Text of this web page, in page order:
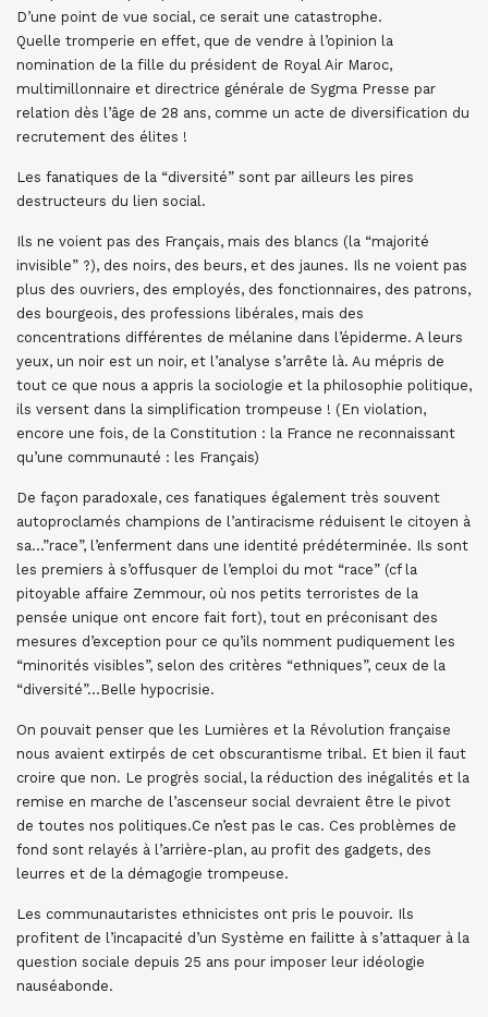
D’une point de vue social, ce serait une catastrophe.
Quelle tromperie en effet, que de vendre à l’opinion la
nomination de la fille du président de Royal Air Maroc,
multimillonnaire et directrice générale de Sygma Presse par
relation dès l’âge de 28 ans, comme un acte de diversification du
recrutement des élites !
Les fanatiques de la “diversité” sont par ailleurs les pires
destructeurs du lien social.
Ils ne voient pas des Français, mais des blancs (la “majorité
invisible” ?), des noirs, des beurs, et des jaunes. Ils ne voient pas
plus des ouvriers, des employés, des fonctionnaires, des patrons,
des bourgeois, des professions libérales, mais des
concentrations différentes de mélanine dans l’épiderme. A leurs
yeux, un noir est un noir, et l’analyse s’arrête là. Au mépris de
tout ce que nous a appris la sociologie et la philosophie politique,
ils versent dans la simplification trompeuse ! (En violation,
encore une fois, de la Constitution : la France ne reconnaissant
qu’une communauté : les Français)
De façon paradoxale, ces fanatiques également très souvent
autoproclamés champions de l’antiracisme réduisent le citoyen à
sa…”race”, l’enferment dans une identité prédéterminée. Ils sont
les premiers à s’offusquer de l’emploi du mot “race” (cf la
pitoyable affaire Zemmour, où nos petits terroristes de la
pensée unique ont encore fait fort), tout en préconisant des
mesures d’exception pour ce qu’ils nomment pudiquement les
“minorités visibles”, selon des critères “ethniques”, ceux de la
“diversité”…Belle hypocrisie.
On pouvait penser que les Lumières et la Révolution française
nous avaient extirpés de cet obscurantisme tribal. Et bien il faut
croire que non. Le progrès social, la réduction des inégalités et la
remise en marche de l’ascenseur social devraient être le pivot
de toutes nos politiques.Ce n’est pas le cas. Ces problèmes de
fond sont relayés à l’arrière-plan, au profit des gadgets, des
leurres et de la démagogie trompeuse.
Les communautaristes ethnicistes ont pris le pouvoir. Ils
profitent de l’incapacité d’un Système en failitte à s’attaquer à la
question sociale depuis 25 ans pour imposer leur idéologie
nauséabonde.